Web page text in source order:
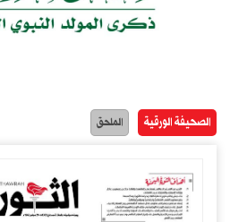
الصحيفة الورقية الملحق